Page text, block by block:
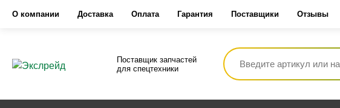
О компании Доставка Оплата Гарантия Поставщики Отзывы
Поставщик запчастей
для спецтехники